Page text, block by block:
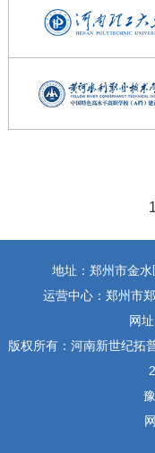
地址：郑州市金
运营中心：郑州市
网
版权所有：河南新世纪拓